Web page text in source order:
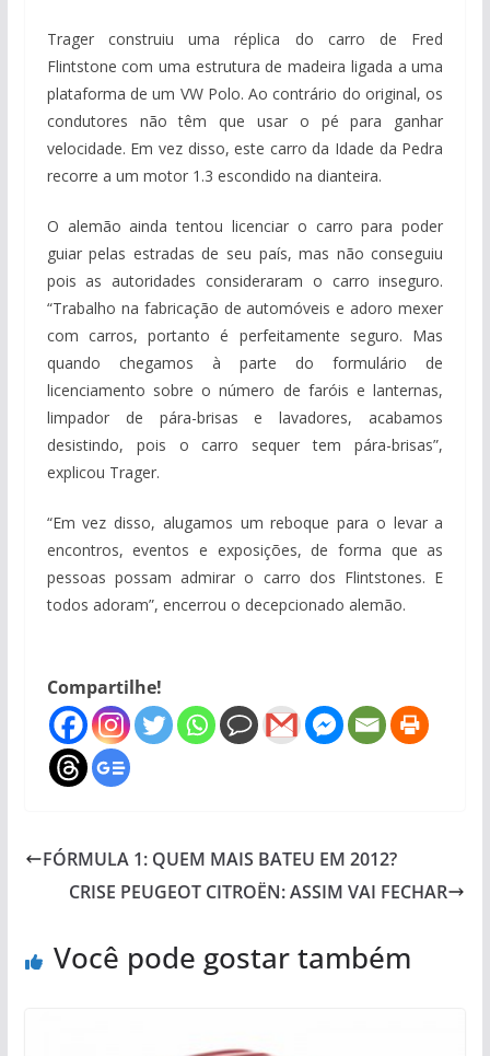
Trager construiu uma réplica do carro de Fred
Flintstone com uma estrutura de madeira ligada a uma
plataforma de um VW Polo. Ao contrário do original, os
condutores não têm que usar o pé para ganhar
velocidade. Em vez disso, este carro da Idade da Pedra
recorre a um motor 1.3 escondido na dianteira.
O alemão ainda tentou licenciar o carro para poder
guiar pelas estradas de seu país, mas não conseguiu
pois as autoridades consideraram o carro inseguro.
“Trabalho na fabricação de automóveis e adoro mexer
com carros, portanto é perfeitamente seguro. Mas
quando chegamos à parte do formulário de
licenciamento sobre o número de faróis e lanternas,
limpador de pára-brisas e lavadores, acabamos
desistindo, pois o carro sequer tem pára-brisas”,
explicou Trager.
“Em vez disso, alugamos um reboque para o levar a
encontros, eventos e exposições, de forma que as
pessoas possam admirar o carro dos Flintstones. E
todos adoram”, encerrou o decepcionado alemão.
Compartilhe!
FÓRMULA 1: QUEM MAIS BATEU EM 2012?
CRISE PEUGEOT CITROËN: ASSIM VAI FECHAR
Você pode gostar também